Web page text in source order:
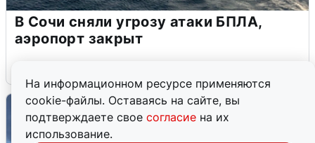
На информационном ресурсе применяются
cookie-файлы. Оставаясь на сайте, вы
подтверждаете свое согласие на их
использование.
В Сочи сняли угрозу атаки БПЛА,
аэропорт закрыт